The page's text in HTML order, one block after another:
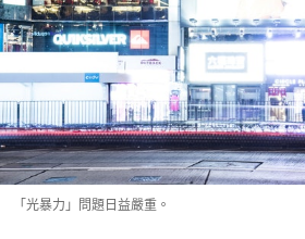
「光暴力」問題日益嚴重。